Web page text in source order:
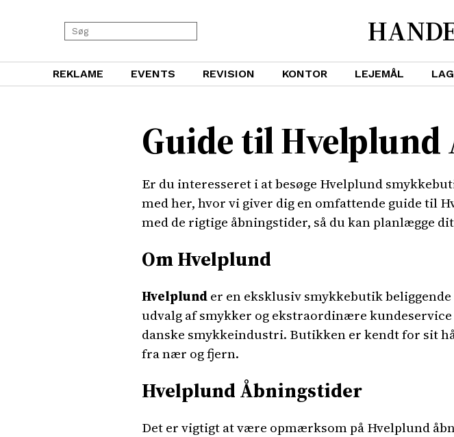
REKLAME EVENTS REVISION KONTOR LEJEMÅL
Guide til
Er du interesseret i at besøge Hvelplund
med her, hvor vi giver dig en omfattende guide til
med de rigtige åbningstider, så du kan planlægge
Om Hvelplund
Hvelplunder en eksklusiv smykkebutik
udvalg af smykker og ekstraordinære
danske smykkeindustri. Butikken er kendt for sit
fra nær og fjern.
Hvelplund Åbningstider
Det er vigtigt at være opmærksom på Hvelplund